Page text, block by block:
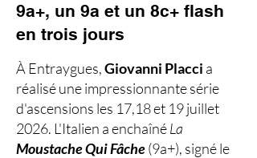
9a+, un 9a et un 8c+ flash
en trois jours
À Entraygues,Giovanni Placci a
réalisé une impressionnante série
d'ascensions les 17,18 et 19 juillet
2026. L'Italien a enchaînéLa
Moustache Qui Fâche(9a+), signé le